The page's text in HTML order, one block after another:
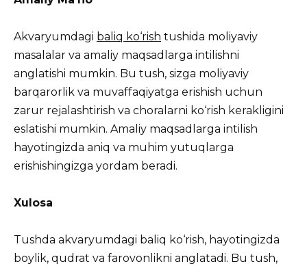
Akvaryumdagi baliq ko‘rish tushida moliyaviy
masalalar va amaliy maqsadlarga intilishni
anglatishi mumkin. Bu tush, sizga moliyaviy
barqarorlik va muvaffaqiyatga erishish uchun
zarur rejalashtirish va choralarni ko‘rish kerakligini
eslatishi mumkin. Amaliy maqsadlarga intilish
hayotingizda aniq va muhim yutuqlarga
erishishingizga yordam beradi.
Xulosa
Tushda akvaryumdagi baliq ko‘rish, hayotingizda
boylik, qudrat va farovonlikni anglatadi. Bu tush,